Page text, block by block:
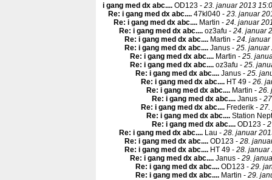
i gang med dx abc.... OD123 - 23. januar 2013
Re: i gang med dx abc.... 47kl040 - 23. januar
Re: i gang med dx abc.... Martin - 24. januar
Re: i gang med dx abc.... oz3afu - 24. januar
Re: i gang med dx abc.... Martin - 24. januar
Re: i gang med dx abc.... Janus - 25. januar
Re: i gang med dx abc.... Martin - 25.
Re: i gang med dx abc.... oz3afu - 25.
Re: i gang med dx abc.... Janus - 25.
Re: i gang med dx abc.... HT 49 - 26.
Re: i gang med dx abc.... Martin - 26.
Re: i gang med dx abc.... Janus -
Re: i gang med dx abc.... Frederik - 27.
Re: i gang med dx abc.... Station
Re: i gang med dx abc.... OD123 -
Re: i gang med dx abc.... Lau - 28. januar
Re: i gang med dx abc.... OD123 - 28.
Re: i gang med dx abc.... HT 49 - 28. januar
Re: i gang med dx abc.... Janus - 29.
Re: i gang med dx abc.... OD123 - 29.
Re: i gang med dx abc.... Martin - 29.